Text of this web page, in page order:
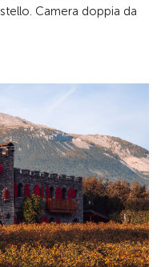
Camera doppia da